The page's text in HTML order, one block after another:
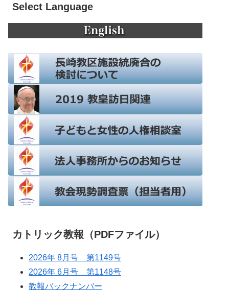
Select Language
カトリック教報（PDFファイル）
2026年 8月号 第1149号
2026年 6月号 第1148号
教報バックナンバー